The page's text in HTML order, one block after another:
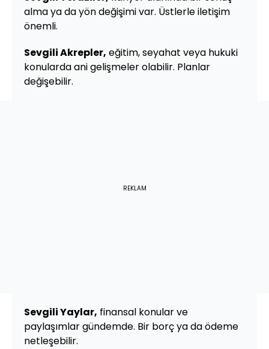
alma ya da yön değişimi var. Üstlerle iletişim
önemli.
Sevgili Akrepler, eğitim, seyahat veya hukuki
konularda ani gelişmeler olabilir. Planlar
değişebilir.
REKLAM
Sevgili Yaylar, finansal konular ve
paylaşımlar gündemde. Bir borç ya da ödeme
netleşebilir.